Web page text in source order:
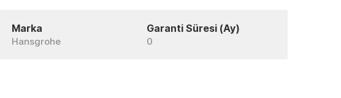
Marka
Hansgrohe
Garanti Süresi (Ay)
0